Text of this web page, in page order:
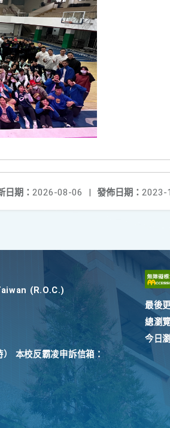
發佈日期： 2023-
日期： 2026-08-06 |
(R.O.C.)
本校反霸凌申訴信箱：
最後
總瀏
今日